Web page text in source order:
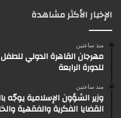
الإخبار الأكثر مشاهدة
منذ ساعتين
مهرجان القاهرة الدولي
للدورة الرابعة
منذ ساعتين
وزير الشؤون الإسلامية يوجّه
القضايا الفكرية والفقهية